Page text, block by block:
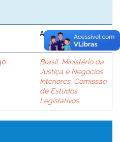
Author(s)
Brasil. Ministério da
Justiça e Negócios
Interiores. Comissão
de Estudos
Legislativos.